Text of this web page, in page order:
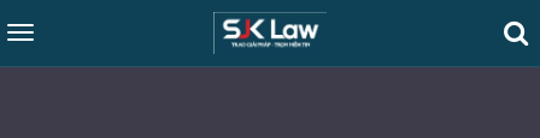
Toggle
navigation